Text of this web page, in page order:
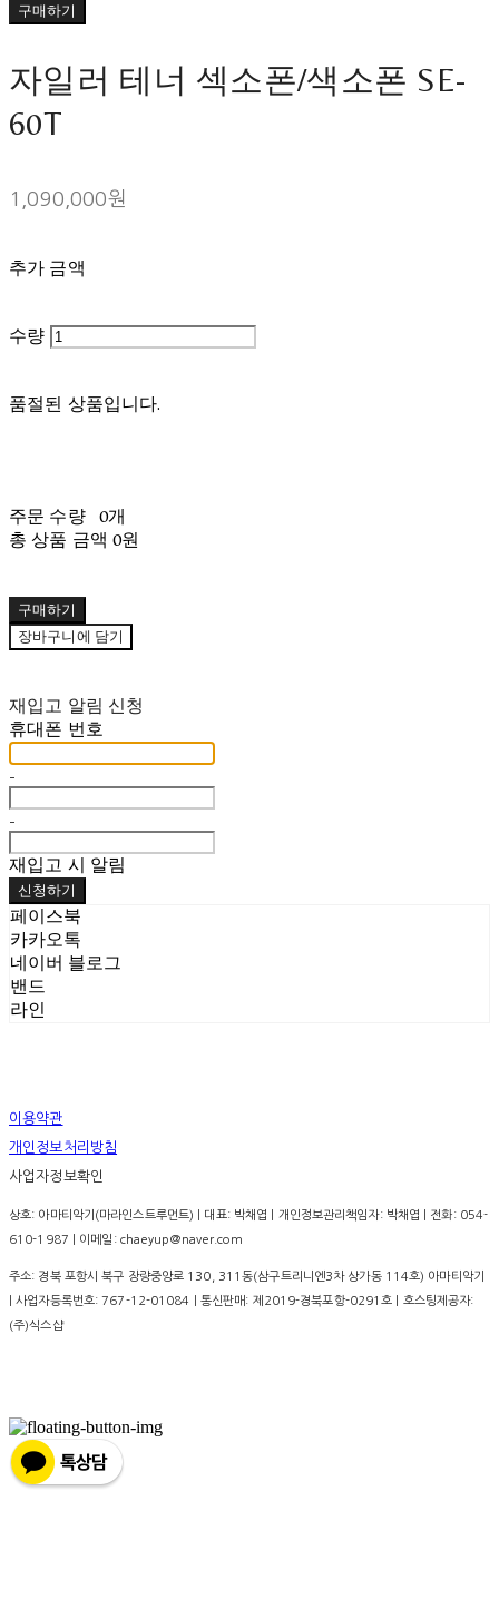
구매하기
자일러 테너 섹소폰/색소폰 SE-
60T
1,090,000원
추가 금액
수량
품절된 상품입니다.
주문 수량
0개
총 상품 금액 0원
구매하기
장바구니에 담기
재입고 알림 신청
휴대폰 번호
-
-
재입고 시 알림
신청하기
페이스북
카카오톡
네이버 블로그
밴드
라인
이용약관
개인정보처리방침
사업자정보확인
상호: 아마티악기(마라인스트루먼트) | 대표: 박채엽 | 개인정보관리책임자: 박채엽 | 전화: 054-
610-1987 | 이메일: chaeyup@naver.com
주소: 경북 포항시 북구 장량중앙로 130, 311동(삼구트리니엔3차 상가동 114호) 아마티악기
| 사업자등록번호:767-12-01084 | 통신판매: 제2019-경북포항-0291호 | 호스팅제공자:
(주)식스샵